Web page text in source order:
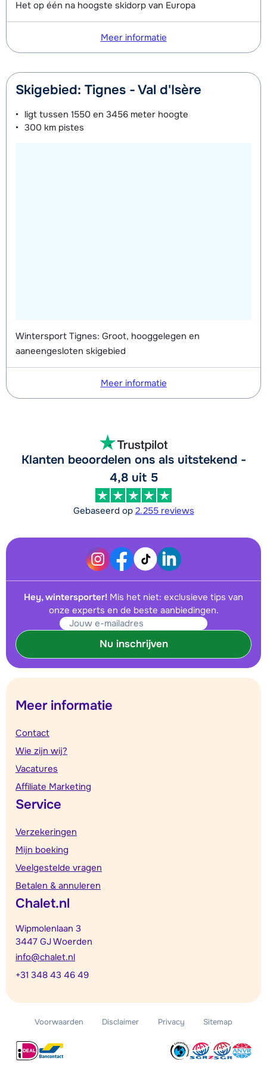
Het op één na hoogste skidorp van Europa
Meer informatie
Skigebied: Tignes - Val d'Isère
ligt tussen 1550 en 3456 meter hoogte
300 km pistes
Wintersport Tignes: Groot, hooggelegen en
aaneengesloten skigebied
Meer informatie
Klanten beoordelen ons als uitstekend -
4,8 uit 5
Gebaseerd op 2.255 reviews
Hey, wintersporter! Mis het niet: exclusieve tips van
onze experts en de beste aanbiedingen.
Nu inschrijven
Meer informatie
Contact
Wie zijn wij?
Vacatures
Affiliate Marketing
Service
Verzekeringen
Mijn boeking
Veelgestelde vragen
Betalen & annuleren
Chalet.nl
Wipmolenlaan 3
3447 GJ Woerden
info@chalet.nl
+31 348 43 46 49
Voorwaarden Disclaimer Privacy Sitemap